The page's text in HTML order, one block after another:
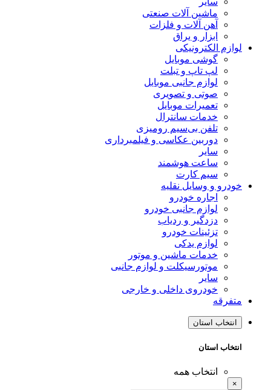
ماشین آلات صنعتی
آهن آلات و فلزات
ابزار و یراق
لوازم الکترونیکی
گوشی موبایل
لپ تاپ و تبلت
لوازم جانبی موبایل
صوتی و تصویری
تعمیرات موبایل
خدمات سانترال
تلفن بی‌سیم رومیزی
دوربین عکاسی و فیلمبرداری
سایر
ساعت هوشمند
سیم کارت
خودرو و وسایل نقلیه
اجاره خودرو
لوازم جانبی خودرو
دزدگیر و ردیاب
تزئینات خودرو
لوازم یدکی
خدمات ماشین و موتور
موتورسیکلت و لوازم جانبی
سایر
خودروی داخلی و خارجی
متفرقه
انتخاب استان
انتخاب استان
انتخاب همه
×